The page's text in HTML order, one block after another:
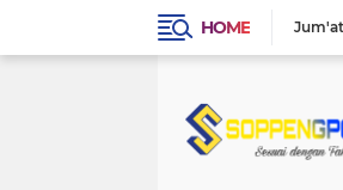
HOME Jum'at